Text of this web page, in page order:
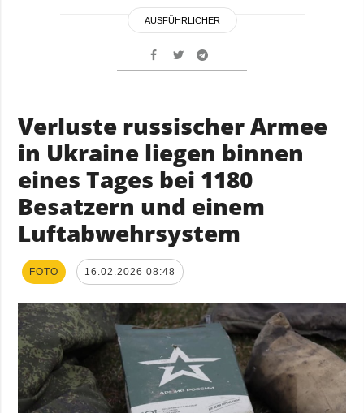
AUSFÜHRLICHER
Verluste russischer Armee
in Ukraine liegen binnen
eines Tages bei 1180
Besatzern und einem
Luftabwehrsystem
FOTO 16.02.2026 08:48